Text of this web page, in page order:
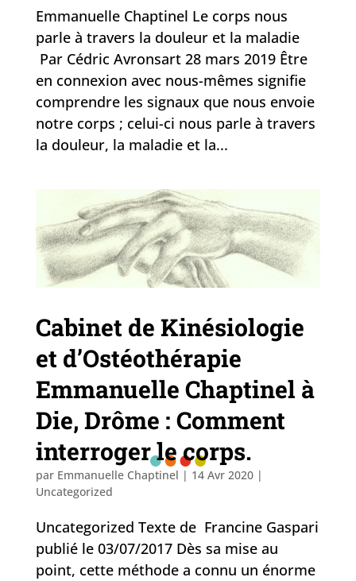
Emmanuelle Chaptinel Le corps nous
parle à travers la douleur et la maladie
Par Cédric Avronsart 28 mars 2019 Être
en connexion avec nous-mêmes signifie
comprendre les signaux que nous envoie
notre corps ; celui-ci nous parle à travers
la douleur, la maladie et la...
Cabinet de Kinésiologie
et d’Ostéothérapie
Emmanuelle Chaptinel à
Die, Drôme : Comment
interroger le corps.
par Emmanuelle Chaptinel | 14 Avr 2020|
Uncategorized
Uncategorized Texte de Francine Gaspari
publié le 03/07/2017 Dès sa mise au
point, cette méthode a connu un énorme